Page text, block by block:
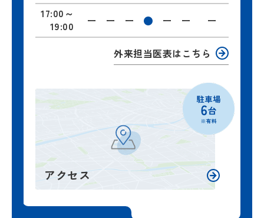
17:00 ～
19:00
ー ー ー ● ー ー ー
外来担当医表はこちら
アクセス